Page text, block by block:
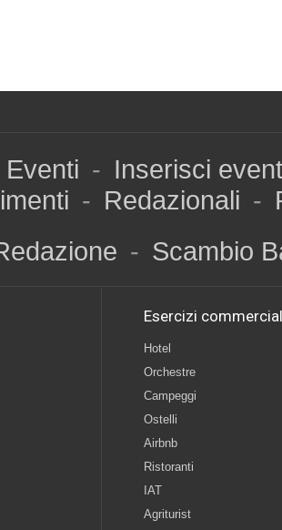
Eventi - Inserisci
- Redazionali -
- Scambio
Esercizi
Hotel
Orchestre
Campeggi
Ostelli
Airbnb
Ristoranti
IAT
Agriturist